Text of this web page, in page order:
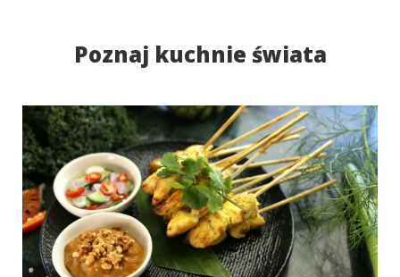
Poznaj kuchnie świata